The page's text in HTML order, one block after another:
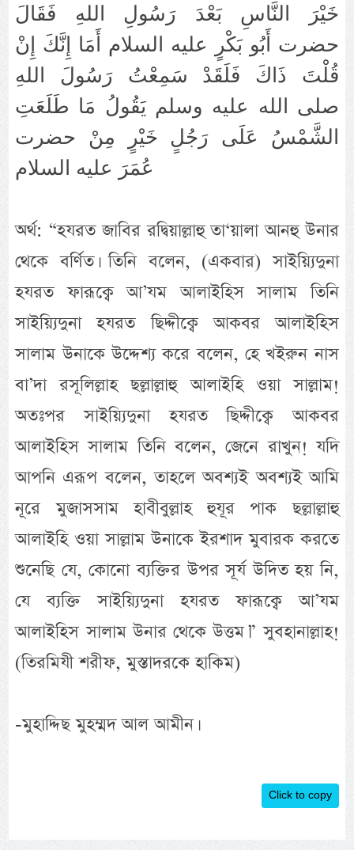
خَيْرَ النَّاسِ بَعْدَ رَسُولِ اللهِ فَقَالَ
حضرت أَبُو بَكْرٍ عليه السلام أَمَا إِنَّكَ إِنْ
قُلْتَ ذَاكَ فَلَقَدْ سَمِعْتُ رَسُولَ اللهِ
صلى الله عليه وسلم يَقُولُ مَا طَلَعَتِ
الشَّمْسُ عَلَى رَجُلٍ خَيْرٍ مِنْ حضرت
عُمَرَ عليه السلام
অর্থ: “হযরত জাবির রদ্বিয়াল্লাহু তা‘য়ালা আনহু উনার
থেকে বর্ণিত। তিনি বলেন, (একবার) সাইয়্যিদুনা
হযরত ফারূক্বে আ’যম আলাইহিস সালাম তিনি
সাইয়্যিদুনা হযরত ছিদ্দীক্বে আকবর আলাইহিস
সালাম উনাকে উদ্দেশ্য করে বলেন, হে খইরুন নাস
বা’দা রসূলিল্লাহ ছল্লাল্লাহু আলাইহি ওয়া সাল্লাম!
অতঃপর সাইয়্যিদুনা হযরত ছিদ্দীক্বে আকবর
আলাইহিস সালাম তিনি বলেন, জেনে রাখুন! যদি
আপনি এরূপ বলেন, তাহলে অবশ্যই অবশ্যই আমি
নূরে মুজাসসাম হাবীবুল্লাহ হুযূর পাক ছল্লাল্লাহু
আলাইহি ওয়া সাল্লাম উনাকে ইরশাদ মুবারক করতে
শুনেছি যে, কোনো ব্যক্তির উপর সূর্য উদিত হয় নি,
যে ব্যক্তি সাইয়্যিদুনা হযরত ফারূক্বে আ’যম
আলাইহিস সালাম উনার থেকে উত্তম।” সুবহানাল্লাহ!
(তিরমিযী শরীফ, মুস্তাদরকে হাকিম)
-মুহাদ্দিছ মুহম্মদ আল আমীন।
Click to copy